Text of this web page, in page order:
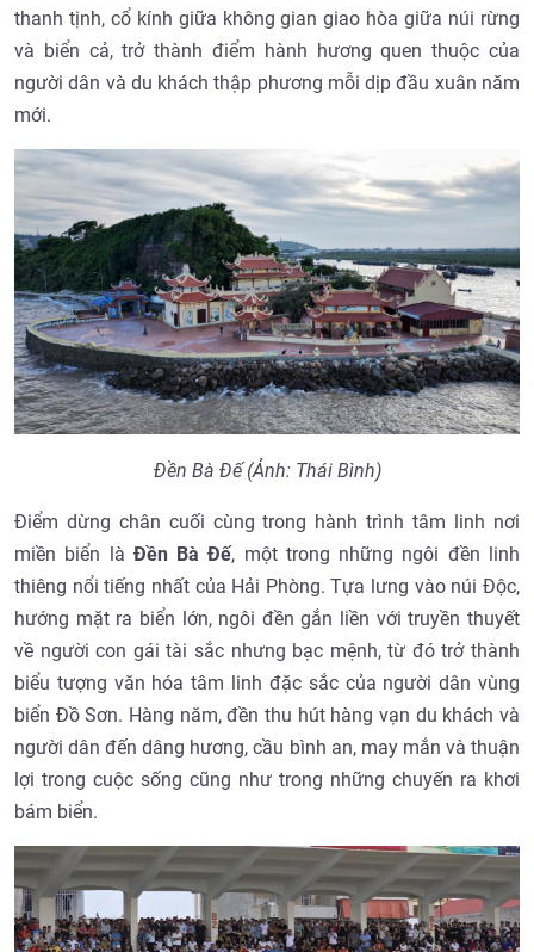
thanh tịnh, cổ kính giữa không gian giao hòa giữa núi rừng
và biển cả, trở thành điểm hành hương quen thuộc của
người dân và du khách thập phương mỗi dịp đầu xuân năm
mới.
Đền Bà Đế (Ảnh: Thái Bình)
Điểm dừng chân cuối cùng trong hành trình tâm linh nơi
miền biển làĐền Bà Đế, một trong những ngôi đền linh
thiêng nổi tiếng nhất của Hải Phòng. Tựa lưng vào núi Độc,
hướng mặt ra biển lớn, ngôi đền gắn liền với truyền thuyết
về người con gái tài sắc nhưng bạc mệnh, từ đó trở thành
biểu tượng văn hóa tâm linh đặc sắc của người dân vùng
biển Đồ Sơn. Hàng năm, đền thu hút hàng vạn du khách và
người dân đến dâng hương, cầu bình an, may mắn và thuận
lợi trong cuộc sống cũng như trong những chuyến ra khơi
bám biển.